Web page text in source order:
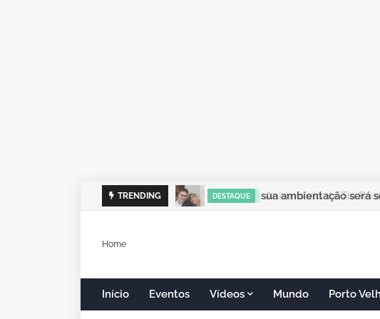
TRENDING DESTAQUE sua ambientação será
Home
Início Eventos Vídeos Mundo Porto